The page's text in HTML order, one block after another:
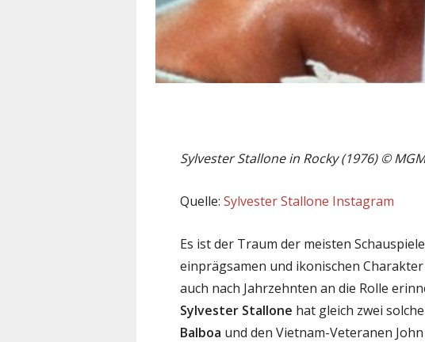
Sylvester Stallone in Rocky (1976) ©
Quelle: Sylvester Stallone Instagram
Es ist der Traum der meisten
einprägsamen und ikonischen
auch nach Jahrzehnten an die Rolle
Sylvester Stallone hat gleich zwei
Balboa und den Vietnam-Veteranen